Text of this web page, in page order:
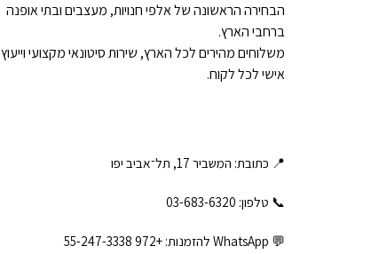
הבחירה הראשונה של אלפי חנויות, מעצבים ובתי אופנה
ברחבי הארץ.
משלוחים מהירים לכל הארץ, שירות סיטונאי מקצועי וייעוץ
אישי לכל לקוח.
📍 כתובת: המשביר 17, תל־אביב יפו
📞 טלפון: ‎03-683-6320
💬 WhatsApp להזמנות: +972 55-247-3338